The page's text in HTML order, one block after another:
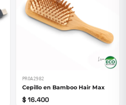
PROA2982
Cepillo en Bamboo Hair Max
$ 16.400